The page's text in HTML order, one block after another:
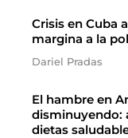
Crisis en Cuba
margina a la
Dariel Pradas
El hambre en
disminuyendo:
dietas